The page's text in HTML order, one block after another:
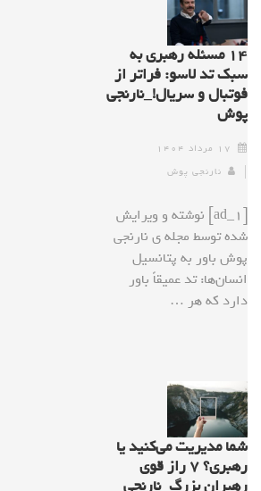
۱۴ مسئله رهبری به
سبک تد لاسو: فراتر از
فوتبال و سریال!_نارنجی
پوش
۱۷ مرداد ۱۴۰۴
نارنجی پوش
[ad_1] نوشته و ویرایش
شده توسط مجله ی نارنجی
پوش باور به پتانسیل
انسان‌ها: تد عمیقاً باور
دارد که هر …
شما مدیریت می‌کنید یا
رهبری؟ ۷ راز قوی
رهبران بزرگ_نارنجی